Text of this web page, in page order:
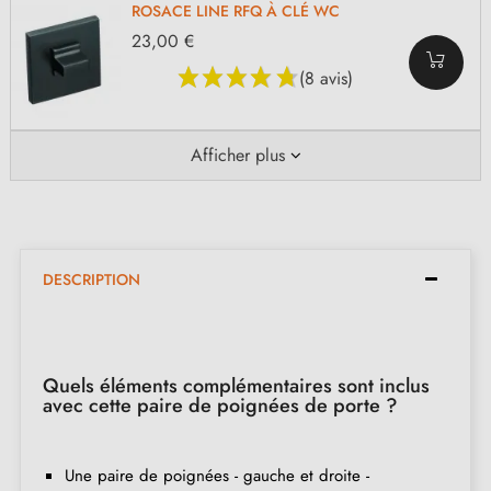
ROSACE LINE RFQ À CLÉ WC
(8 avis)
23,00 €
Afficher plus
DESCRIPTION
Quels éléments complémentaires sont inclus
avec cette paire de poignées de porte ?
Une paire de poignées - gauche et droite -